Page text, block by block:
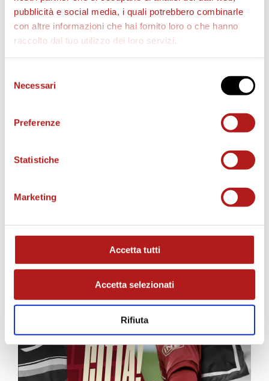
pubblicità e social media, i quali potrebbero combinarle
con altre informazioni che hai fornito loro o che hanno
raccolto dal tuo utilizzo dei loro servizi.
delNecessari
Preferenze
Statistiche
Marketing
Accetta tutti
Accetta selezionati
Rifiuta
MATCH PROGRAM